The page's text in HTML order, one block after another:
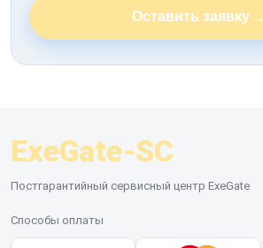
Оставить заявку→
ExeGate-SC
Постгарантийный сервисный центр ExeGate
Способы оплаты